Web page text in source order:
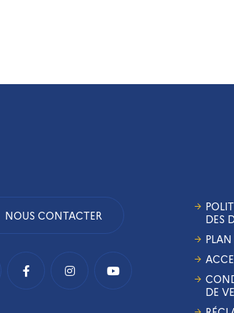
bandeau des cookies
NOUS CONTACTER
DES
DE